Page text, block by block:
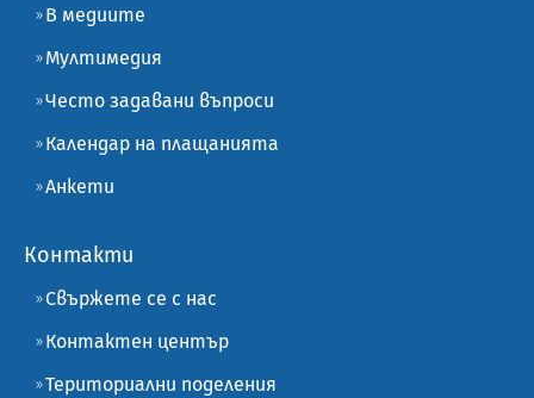
В медиите
Мултимедия
Често задавани въпроси
Календар на плащанията
Анкети
Контакти
Свържете се с нас
Контактен център
Териториални поделения